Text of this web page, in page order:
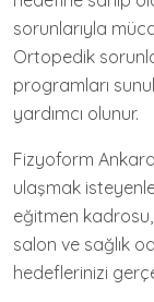
sorunlarıyla
Ortopedik
programları
yardımcı olunur.
Fizyoform
ulaşmak
eğitmen
salon ve sağlık
hedeflerinizi